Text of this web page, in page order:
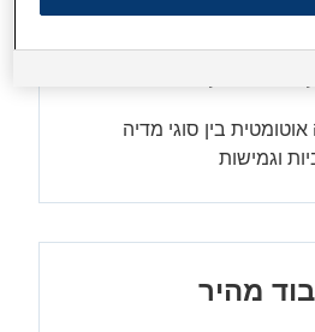
כפולים
בין סוגי מדיה
וגמישות
מהיר